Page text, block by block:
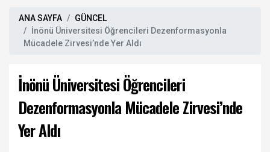
ANA SAYFA
GÜNCEL
İnönü Üniversitesi Öğrencileri Dezenformasyonla
Mücadele Zirvesi’nde Yer Aldı
İnönü Üniversitesi Öğrencileri
Dezenformasyonla Mücadele Zirvesi’nde
Yer Aldı